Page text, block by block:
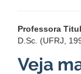
Professora
D.Sc. (UFRJ,